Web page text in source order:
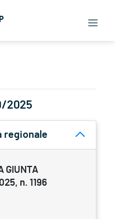
2025
regionale
GIUNTA
n. 1196